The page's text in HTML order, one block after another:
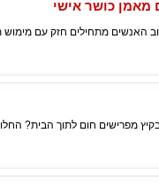
מאמן כושר אישי
האנשים מתחילים חזק עם מימוש
מפרישים חום לתוך הבית?